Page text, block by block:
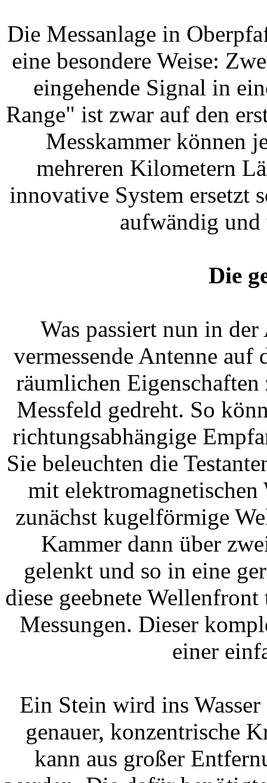
Die Messanlage in
eine besondere Weise:
eingehende Signal in
Range" ist zwar auf den
Messkammer können
mehreren Kilometern
innovative System ersetzt
aufwändig und
Die
Was passiert nun in
vermessende Antenne
räumlichen
Messfeld gedreht. So
richtungsabhängige
Sie beleuchten die
mit
zunächst kugelförmige
Kammer dann über
gelenkt und so in eine
diese geebnete
Messungen. Dieser
einer
Ein Stein wird ins
genauer, konzentrische
kann aus großer